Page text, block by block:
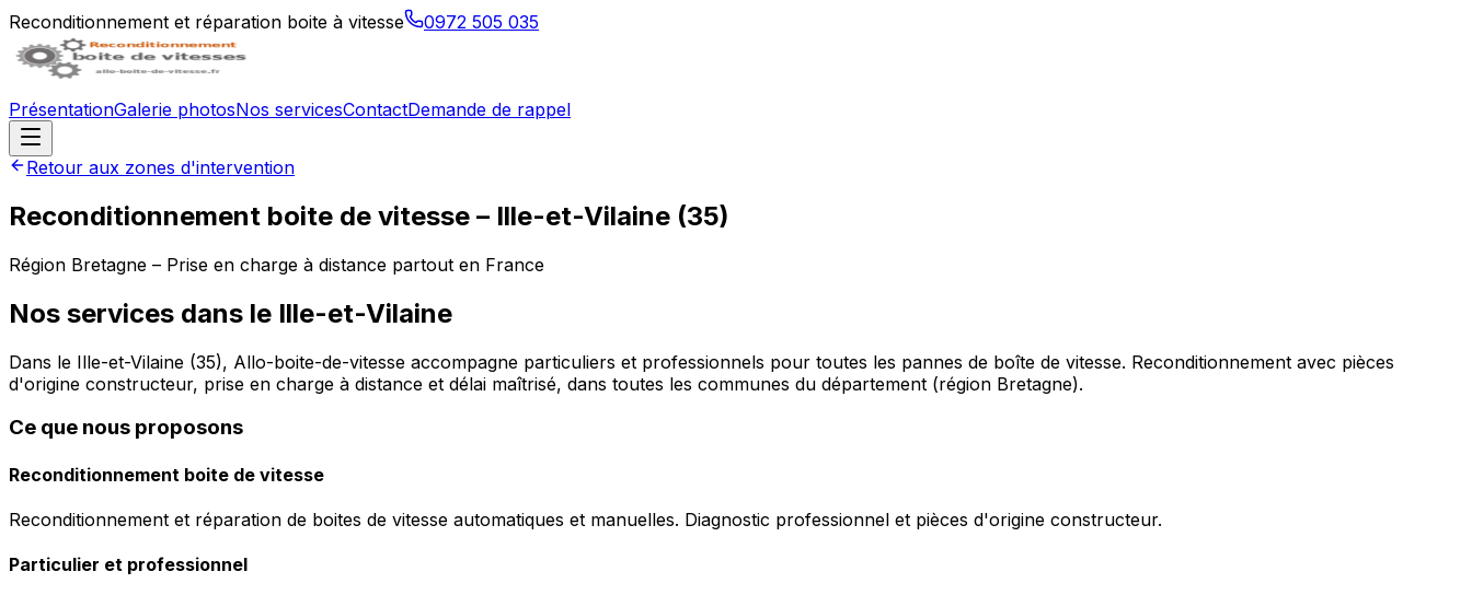
Reconditionnement et réparation boite à vitesse 0972 505 035
PrésentationGalerie photosNos servicesContactDemande de rappel
Retour aux zones d'intervention
Reconditionnement boite de vitesse – Ille-et-Vilaine (35)
Région Bretagne – Prise en charge à distance partout en France
Nos services dans le Ille-et-Vilaine
Dans le Ille-et-Vilaine (35), Allo-boite-de-vitesse accompagne particuliers et professionnels pour toutes les pannes de boîte de vitesse. Reconditionnement avec pièces
d'origine constructeur, prise en charge à distance et délai maîtrisé, dans toutes les communes du département (région Bretagne).
Ce que nous proposons
Reconditionnement boite de vitesse
Reconditionnement et réparation de boites de vitesse automatiques et manuelles. Diagnostic professionnel et pièces d'origine constructeur.
Particulier et professionnel